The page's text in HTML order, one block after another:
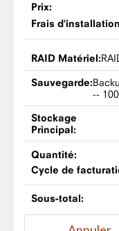
Prix:
Frais
RAID Matériel:
Sauvegarde:
--
Stockage
Principal:
Quantité:
Cycle de
Sous-total: